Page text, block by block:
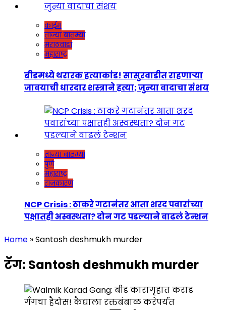
क्राईम
ताज्या बातम्या
मराठवाडा
महाराष्ट्र
बीडमध्ये थरारक हत्याकांड! सासुरवाडीत राहणाऱ्या
जावयाची धारदार शस्त्राने हत्या; जुन्या वादाचा संशय
ताज्या बातम्या
पुणे
महाराष्ट्र
राजकारण
NCP Crisis : ठाकरे गटानंतर आता शरद पवारांच्या
पक्षातही अस्वस्थता? दोन गट पडल्याने वाढलं टेन्शन
Home »Santosh deshmukh murder
टॅग: Santosh deshmukh murder